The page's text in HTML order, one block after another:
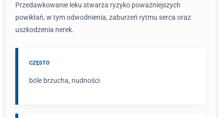
Przedawkowanie leku stwarza ryzyko poważniejszych
powikłań, w tym odwodnienia, zaburzeń rytmu serca oraz
uszkodzenia nerek.
CZĘSTO
bóle brzucha, nudności